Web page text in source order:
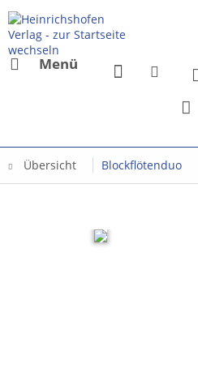
Menü
Übersicht Blockflötenduo